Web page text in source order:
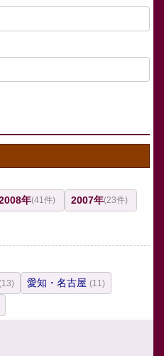
年(41件) 2007年(23件)
愛知・名古屋 (11)